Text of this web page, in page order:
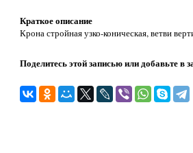
Краткое описание
Крона стройная узко-коническая, ветви
Поделитесь этой записью или добавьте в